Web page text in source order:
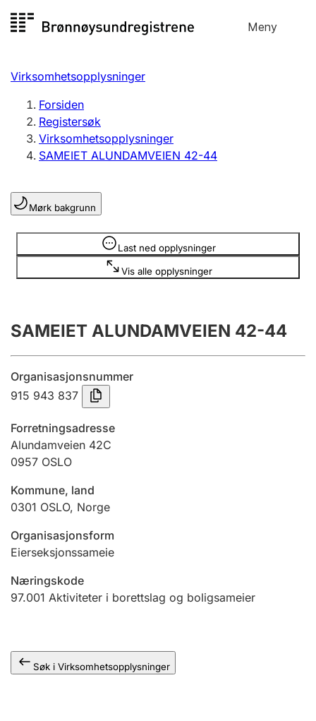
til
Meny
Registersøk
Aksjeselskap
Enkeltpersonforetak
Registrere, endre, slette
Lag og forening
Registrere, endre, slette
Innsending og forsinkelsesgebyr
Tinglysing
Jeger
Ektepaktveileder
Offentlig sektor
Virksomhetsopplysninger
Forsiden
Registersøk
Virksomhetsopplysninger
SAMEIET ALUNDAMVEIEN 42-44
Mørk bakgrunn
Last ned opplysninger
Vis alle opplysninger
Opplysninger er skjult
SAMEIET ALUNDAMVEIEN 42-44
Organisasjonsnummer
915 943 837
Forretningsadresse
Alundamveien 42C
0957 OSLO
Kommune, land
0301 OSLO, Norge
Organisasjonsform
Eierseksjonssameie
Næringskode
97.001 Aktiviteter i borettslag og boligsameier
Søk i Virksomhetsopplysninger